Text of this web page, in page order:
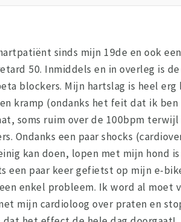
sinds mijn 19de en ook
50. Inmiddels en in overleg is
blockers. Mijn hartslag is heel
kramp (ondanks het feit dat ik
soms ruim over de 100bpm
Ondanks een paar shocks
kan doen, lopen met mijn hond
een paar keer gefietst op mijn e-
enkel probleem. Ik word al
mijn cardioloog over praten en